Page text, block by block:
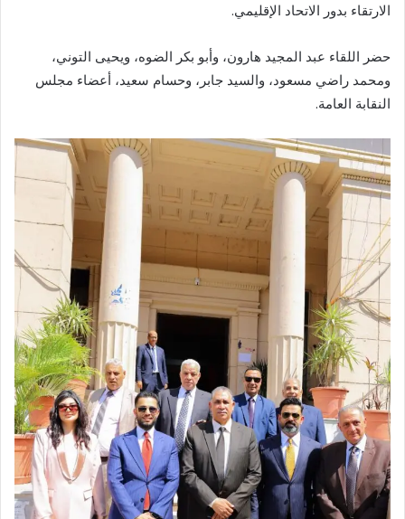
الارتقاء بدور الاتحاد الإقليمي.
حضر اللقاء عبد المجيد هارون، وأبو بكر الضوه، ويحيى التوني،
ومحمد راضي مسعود، والسيد جابر، وحسام سعيد، أعضاء مجلس
النقابة العامة.